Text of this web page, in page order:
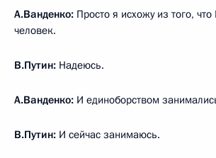
А.Ванденко: Просто я исхожу из того,
человек.
В.Путин: Надеюсь.
А.Ванденко: И единоборством
В.Путин: И сейчас занимаюсь.